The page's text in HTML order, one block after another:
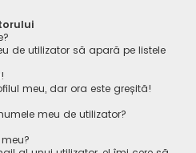
de utilizator să apară pe listele
meu, dar ora este greșită!
meu de utilizator?